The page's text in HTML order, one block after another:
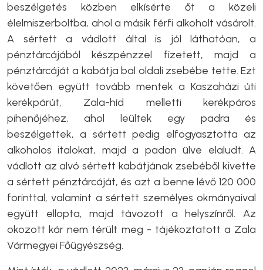
beszélgetés közben elkísérte őt a közeli
élelmiszerboltba, ahol a másik férfi alkoholt vásárolt.
A sértett a vádlott által is jól láthatóan, a
pénztárcájából készpénzzel fizetett, majd a
pénztárcáját a kabátja bal oldali zsebébe tette. Ezt
követően együtt tovább mentek a Kaszaházi úti
kerékpárút, Zala-híd melletti kerékpáros
pihenőjéhez, ahol leültek egy padra és
beszélgettek, a sértett pedig elfogyasztotta az
alkoholos italokat, majd a padon ülve elaludt. A
vádlott az alvó sértett kabátjának zsebéből kivette
a sértett pénztárcáját, és azt a benne lévő 120 000
forinttal, valamint a sértett személyes okmányaival
együtt ellopta, majd távozott a helyszínről. Az
okozott kár nem térült meg - tájékoztatott a Zala
Vármegyei Főügyészség.